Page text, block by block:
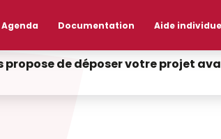
Agenda Documentation Aide
propose de déposer votre projet